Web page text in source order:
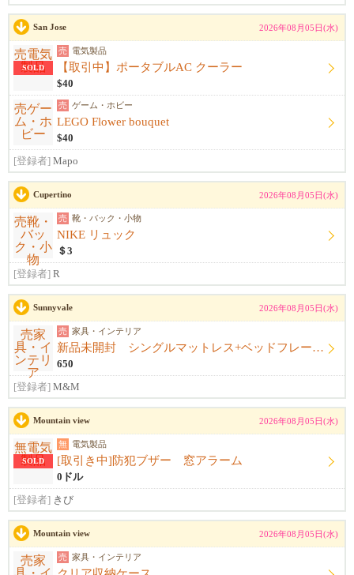
San Jose 2026年08月05日(水)
SOLD
売 電気製品
【取引中】ポータブルAC クーラー
$40
売 ゲーム・ホビー
LEGO Flower bouquet
$40
[登録者] Mapo
Cupertino 2026年08月05日(水)
売 靴・バック・小物
NIKE リュック
＄3
[登録者] R
Sunnyvale 2026年08月05日(水)
売 家具・インテリア
新品未開封 シングルマットレス+ベッドフレーム+シーツ
650
[登録者] M&M
Mountain view 2026年08月05日(水)
SOLD
無 電気製品
[取引き中]防犯ブザー 窓アラーム
0ドル
[登録者] きび
Mountain view 2026年08月05日(水)
売 家具・インテリア